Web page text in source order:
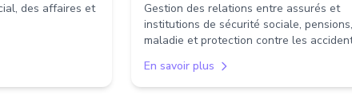
des affaires et
Gestion des relations entre assurés et
institutions de sécurité sociale, pensions,
maladie et protection contre les
En savoir plus